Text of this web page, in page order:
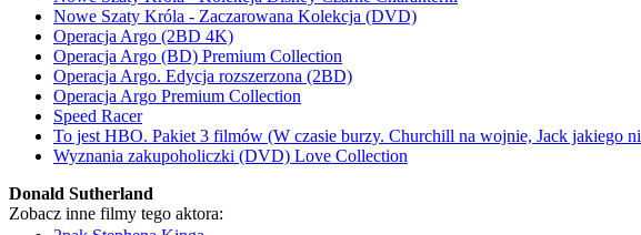
Nowe Szaty Króla - Zaczarowana Kolekcja (DVD)
Operacja Argo (2BD 4K)
Operacja Argo (BD) Premium Collection
Operacja Argo. Edycja rozszerzona (2BD)
Operacja Argo Premium Collection
Speed Racer
To jest HBO. Pakiet 3 filmów (W czasie burzy. Churchill na wojnie, Jack jakiego
Wyznania zakupoholiczki (DVD) Love Collection
Donald Sutherland
Zobacz inne filmy tego aktora: